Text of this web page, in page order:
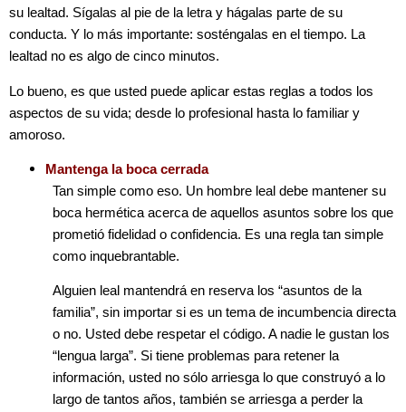
su lealtad. Sígalas al pie de la letra y hágalas parte de su
conducta. Y lo más importante: sosténgalas en el tiempo. La
lealtad no es algo de cinco minutos.
Lo bueno, es que usted puede aplicar estas reglas a todos los
aspectos de su vida; desde lo profesional hasta lo familiar y
amoroso.
Mantenga la boca cerrada
Tan simple como eso. Un hombre leal debe mantener su
boca hermética acerca de aquellos asuntos sobre los que
prometió fidelidad o confidencia. Es una regla tan simple
como inquebrantable.
Alguien leal mantendrá en reserva los “asuntos de la
familia”, sin importar si es un tema de incumbencia directa
o no. Usted debe respetar el código. A nadie le gustan los
“lengua larga”. Si tiene problemas para retener la
información, usted no sólo arriesga lo que construyó a lo
largo de tantos años, también se arriesga a perder la